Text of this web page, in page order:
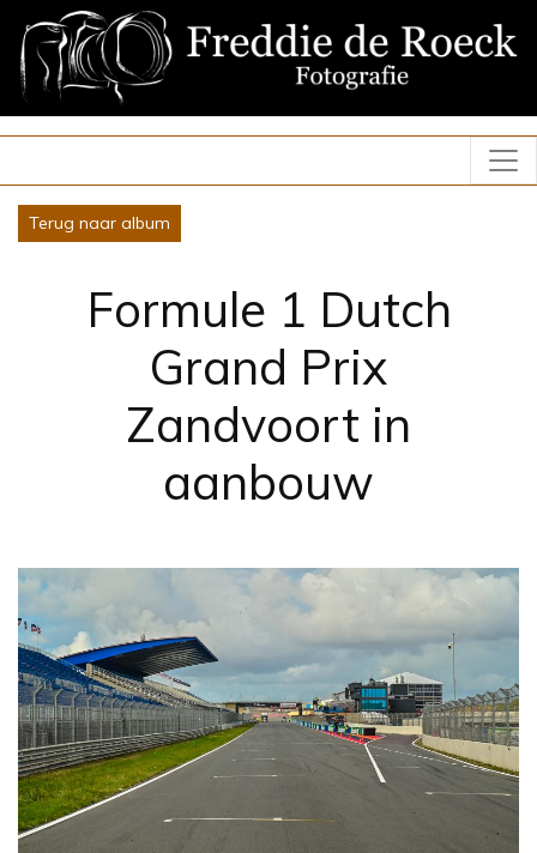
Terug naar album
Formule 1 Dutch
Grand Prix
Zandvoort in
aanbouw